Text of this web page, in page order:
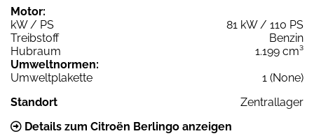
Motor:
kW / PS
81 kW / 110 PS
Treibstoff
Benzin
Hubraum
1.199 cm³
Umweltnormen:
Umweltplakette
1 (None)
Standort
Zentrallager
Details zum Citroën Berlingo anzeigen